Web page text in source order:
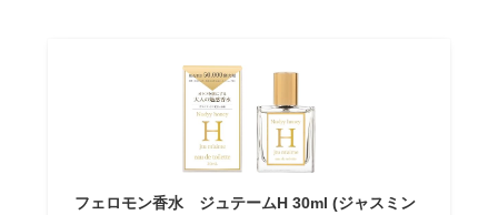
フェロモン香水 ジュテームH 30ml (ジャスミン